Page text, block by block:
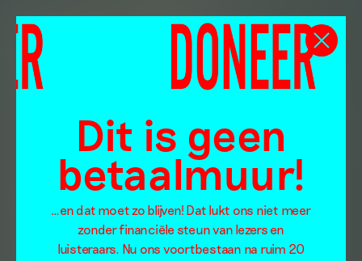
Dit is geen
betaalmuur!
…en dat moet zo blijven! Dat lukt ons niet meer
zonder financiële steun van lezers en
luisteraars. Nu ons voortbestaan na ruim 20